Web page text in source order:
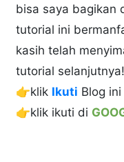
bisa saya bagikan
tutorial ini
kasih telah
tutorial selanjutnya!
👉klik Ikuti Blog ini
👉klik ikuti di